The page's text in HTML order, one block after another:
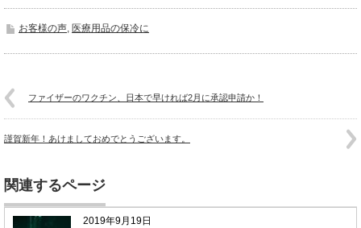
お客様の声 医療用品の保冷に
ファイザーのワクチン、日本で早ければ2月に承認申請か！
謹賀新年！あけましておめでとうございます。
関連するページ
2019年9月19日